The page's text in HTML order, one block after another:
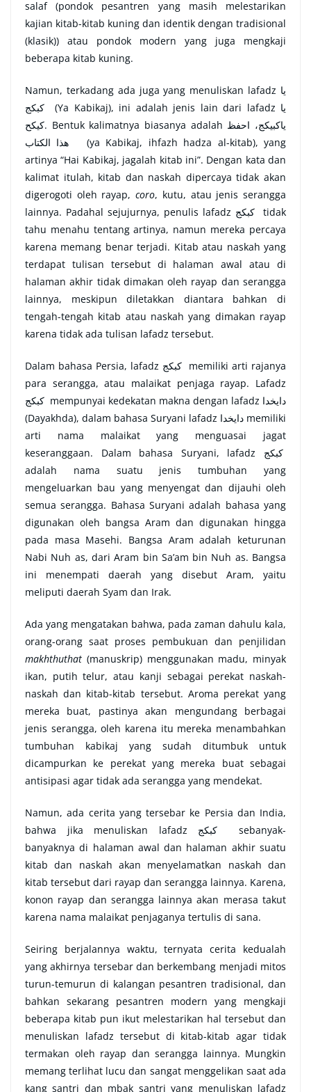
salaf (pondok pesantren yang masih melestarikan
kajian kitab-kitab kuning dan identik dengan tradisional
(klasik)) atau pondok modern yang juga mengkaji
beberapa kitab kuning.
Namun, terkadang ada juga yang menuliskan lafadz يا
(Ya Kabikaj), ini adalah jenis lain dari lafadz يا
كيكح. Bentuk kalimatnya biasanya adalah ياكبيكج، احفظ
(ya Kabikaj, ihfazh hadza al-kitab), yang
artinya “Hai Kabikaj, jagalah kitab ini”. Dengan kata dan
kalimat itulah, kitab dan naskah dipercaya tidak akan
digerogoti oleh rayap,coro, kutu, atau jenis serangga
lainnya. Padahal sejujurnya, penulis lafadz كبكج tidak
tahu menahu tentang artinya, namun mereka percaya
karena memang benar terjadi. Kitab atau naskah yang
terdapat tulisan tersebut di halaman awal atau di
halaman akhir tidak dimakan oleh rayap dan serangga
lainnya, meskipun diletakkan diantara bahkan di
tengah-tengah kitab atau naskah yang dimakan rayap
karena tidak ada tulisan lafadz tersebut.
Dalam bahasa Persia, lafadz
memiliki arti rajanya
para serangga, atau malaikat penjaga rayap. Lafadz
mempunyai kedekatan makna dengan lafadz دايخدا
(Dayakhda), dalam bahasa Suryani lafadz
memiliki
arti nama malaikat yang menguasai jagat
keseranggaan. Dalam bahasa Suryani, lafadz كبكج
adalah nama suatu jenis tumbuhan yang
mengeluarkan bau yang menyengat dan dijauhi oleh
semua serangga. Bahasa Suryani adalah bahasa yang
digunakan oleh bangsa Aram dan digunakan hingga
pada masa Masehi. Bangsa Aram adalah keturunan
Nabi Nuh as, dari Aram bin Sa’am bin Nuh as. Bangsa
ini menempati daerah yang disebut Aram, yaitu
meliputi daerah Syam dan Irak.
Ada yang mengatakan bahwa, pada zaman dahulu kala,
orang-orang saat proses pembukuan dan penjilidan
makhthuthat (manuskrip) menggunakan madu, minyak
ikan, putih telur, atau kanji sebagai perekat naskah-
naskah dan kitab-kitab tersebut. Aroma perekat yang
mereka buat, pastinya akan mengundang berbagai
jenis serangga, oleh karena itu mereka menambahkan
tumbuhan kabikaj yang sudah ditumbuk untuk
dicampurkan ke perekat yang mereka buat sebagai
antisipasi agar tidak ada serangga yang mendekat.
Namun, ada cerita yang tersebar ke Persia dan India,
bahwa jika menuliskan lafadz
sebanyak-
banyaknya di halaman awal dan halaman akhir suatu
kitab dan naskah akan menyelamatkan naskah dan
kitab tersebut dari rayap dan serangga lainnya. Karena,
konon rayap dan serangga lainnya akan merasa takut
karena nama malaikat penjaganya tertulis di sana.
Seiring berjalannya waktu, ternyata cerita kedualah
yang akhirnya tersebar dan berkembang menjadi mitos
turun-temurun di kalangan pesantren tradisional, dan
bahkan sekarang pesantren modern yang mengkaji
beberapa kitab pun ikut melestarikan hal tersebut dan
menuliskan lafadz tersebut di kitab-kitab agar tidak
termakan oleh rayap dan serangga lainnya. Mungkin
memang terlihat lucu dan sangat menggelikan saat ada
kang santri dan mbak santri yang menuliskan lafadz